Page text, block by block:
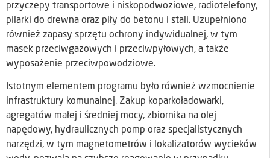
przyczepy transportowe i niskopodwoziowe, radiotelefony,
pilarki do drewna oraz piły do betonu i stali. Uzupełniono
również zapasy sprzętu ochrony indywidualnej, w tym
masek przeciwgazowych i przeciwpyłowych, a także
wyposażenie przeciwpowodziowe.
Istotnym elementem programu było również wzmocnienie
infrastruktury komunalnej. Zakup koparkoładowarki,
agregatów małej i średniej mocy, zbiornika na olej
napędowy, hydraulicznych pomp oraz specjalistycznych
narzędzi, w tym magnetometrów i lokalizatorów wycieków